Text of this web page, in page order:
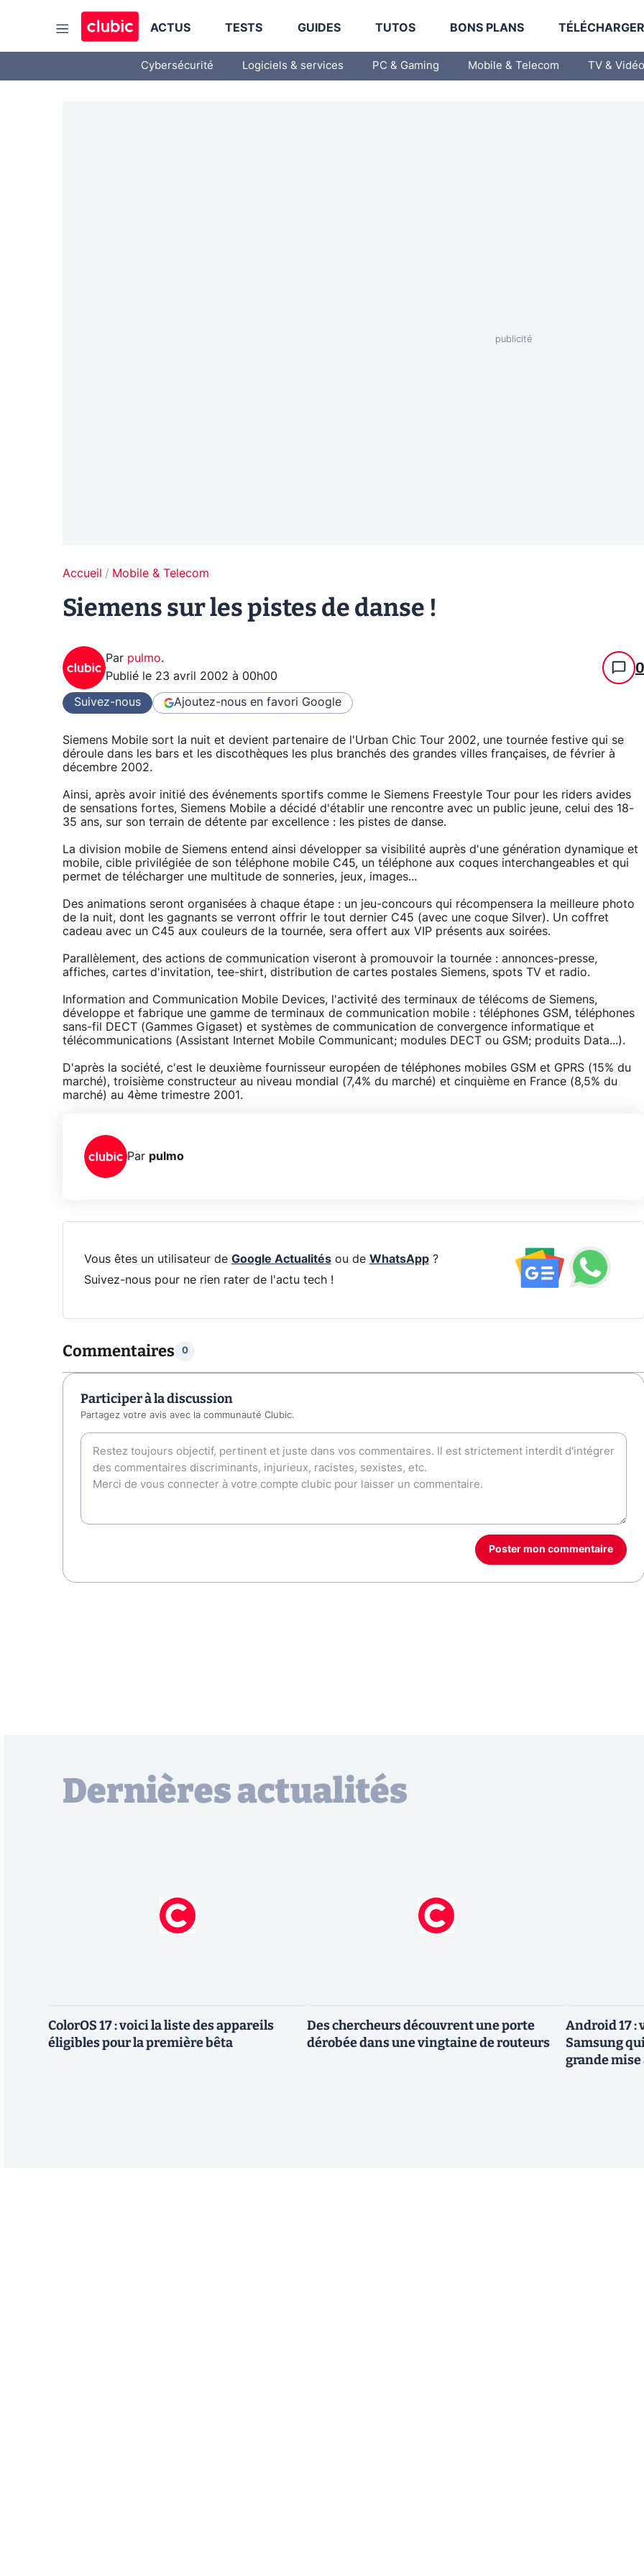
ACTUS TESTS GUIDES TUTOS BONS PLANS
Cybersécurité Logiciels & services PC & Gaming Mobile & Telecom TV & Vidéo
Accueil Mobile & Telecom
Siemens sur les pistes de danse !
Par pulmo.
Publié le 23 avril 2002 à 00h00 0
Suivez-nous Ajoutez-nous en favori Google
Siemens Mobile sort la nuit et devient partenaire de l'Urban Chic Tour 2002, une tournée festive qui se
déroule dans les bars et les discothèques les plus branchés des grandes villes françaises, de février à
décembre 2002.
Ainsi, après avoir initié des événements sportifs comme le Siemens Freestyle Tour pour les riders avides
de sensations fortes, Siemens Mobile a décidé d'établir une rencontre avec un public jeune, celui des 18-
35 ans, sur son terrain de détente par excellence : les pistes de danse.
La division mobile de Siemens entend ainsi développer sa visibilité auprès d'une génération dynamique et
mobile, cible privilégiée de son téléphone mobile C45, un téléphone aux coques interchangeables et qui
permet de télécharger une multitude de sonneries, jeux, images...
Des animations seront organisées à chaque étape : un jeu-concours qui récompensera la meilleure photo
de la nuit, dont les gagnants se verront offrir le tout dernier C45 (avec une coque Silver). Un coffret
cadeau avec un C45 aux couleurs de la tournée, sera offert aux VIP présents aux soirées.
Parallèlement, des actions de communication viseront à promouvoir la tournée : annonces-presse,
affiches, cartes d'invitation, tee-shirt, distribution de cartes postales Siemens, spots TV et radio.
Information and Communication Mobile Devices, l'activité des terminaux de télécoms de Siemens,
développe et fabrique une gamme de terminaux de communication mobile : téléphones GSM, téléphones
sans-fil DECT (Gammes Gigaset) et systèmes de communication de convergence informatique et
télécommunications (Assistant Internet Mobile Communicant; modules DECT ou GSM; produits Data...).
D'après la société, c'est le deuxième fournisseur européen de téléphones mobiles GSM et GPRS (15% du
marché), troisième constructeur au niveau mondial (7,4% du marché) et cinquième en France (8,5% du
marché) au 4ème trimestre 2001.
Par pulmo
Vous êtes un utilisateur de Google Actualitésou de WhatsApp?
Suivez-nous pour ne rien rater de l'actu tech !
Commentaires 0
Participer à la discussion
Partagez votre avis avec la communauté Clubic.
Poster mon commentaire
Dernières actualités
ColorOS 17 : voici la liste des appareils
éligibles pour la première bêta
Des chercheurs découvrent une porte
dérobée dans une vingtaine de routeurs
Android 17 :
Samsung
grande mise